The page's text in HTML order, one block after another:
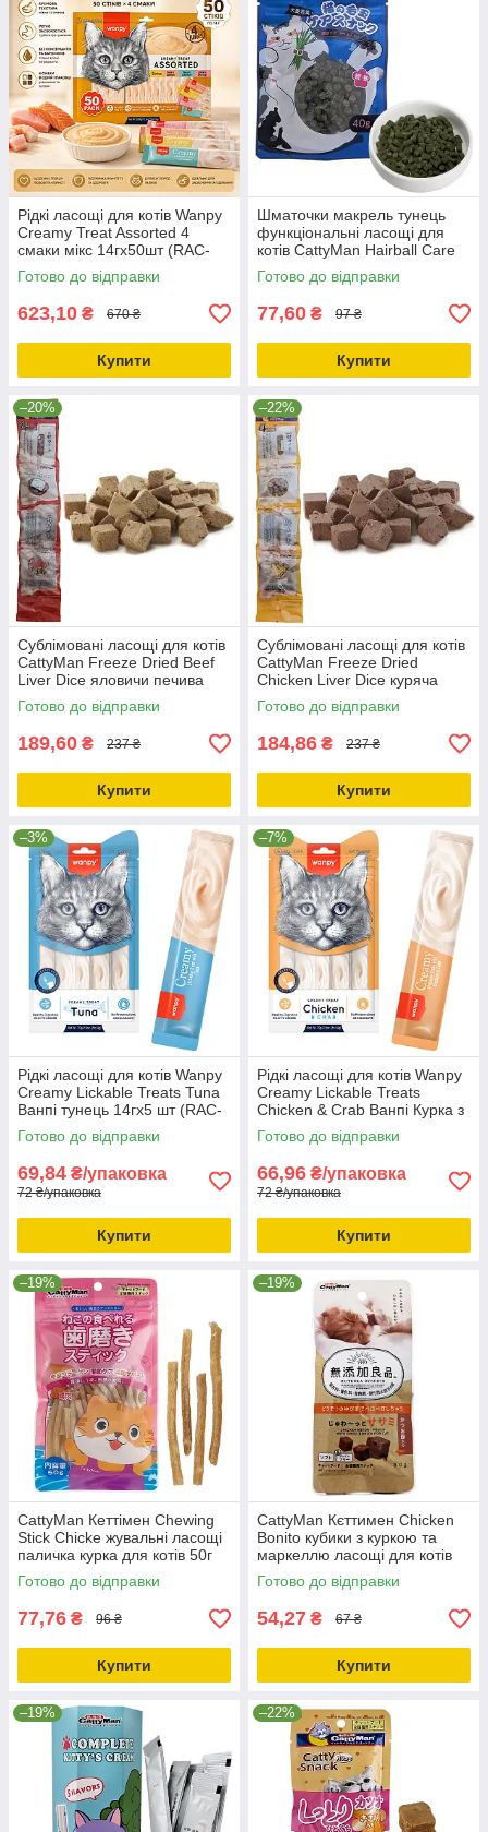
Рідкі ласощі для котів Wanpy
Creamy Treat Assorted 4
смаки мікс 14гх50шт (RAC-
MIX)
Готово до відправки
623,10 ₴ 670 ₴
Купити
Шматочки макрель тунець
функціональні ласощі для
котів CattyMan Hairball Care
Monito&Tuna Bits (Z1572)
Готово до відправки
77,60 ₴ 97 ₴
Купити
–20%
Сублімовані ласощі для котів
CattyMan Freeze Dried Beef
Liver Dice яловичи печива
печінка (Z1590)
Готово до відправки
189,60 ₴ 237 ₴
Купити
–22%
Сублімовані ласощі для котів
CattyMan Freeze Dried
Chicken Liver Dice куряча
печінка (Z1591)
Готово до відправки
184,86 ₴ 237 ₴
Купити
–3%
Рідкі ласощі для котів Wanpy
Creamy Lickable Treats Tuna
Ванпі тунець 14гх5 шт (RAC-
54)
Готово до відправки
69,84 ₴/упаковка
72 ₴/упаковка
Купити
–7%
Рідкі ласощі для котів Wanpy
Creamy Lickable Treats
Chicken & Crab Ванпі Курка з
крабом 14г*5 шт (RAC-56)
Готово до відправки
66,96 ₴/упаковка
72 ₴/упаковка
Купити
–19%
CattyMan Кеттімен Chewing
Stick Chicke жувальні ласощі
паличка курка для котів 50г
(Z1573)
Готово до відправки
77,76 ₴ 96 ₴
Купити
–19%
CattyMan Кєттимен Chicken
Bonito кубики з куркою та
маркеллю ласощі для котів
Кеттімен 30 г (82122)
Готово до відправки
54,27 ₴ 67 ₴
Купити
–19% –22%